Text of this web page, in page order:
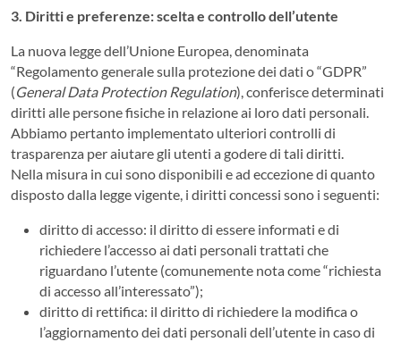
3. Diritti e preferenze: scelta e controllo dell’utente
La nuova legge dell’Unione Europea, denominata
“Regolamento generale sulla protezione dei dati o “GDPR”
(General Data Protection Regulation), conferisce determinati
diritti alle persone fisiche in relazione ai loro dati personali.
Abbiamo pertanto implementato ulteriori controlli di
trasparenza per aiutare gli utenti a godere di tali diritti.
Nella misura in cui sono disponibili e ad eccezione di quanto
disposto dalla legge vigente, i diritti concessi sono i seguenti:
diritto di accesso: il diritto di essere informati e di
richiedere l’accesso ai dati personali trattati che
riguardano l’utente (comunemente nota come “richiesta
di accesso all’interessato”);
diritto di rettifica: il diritto di richiedere la modifica o
l’aggiornamento dei dati personali dell’utente in caso di